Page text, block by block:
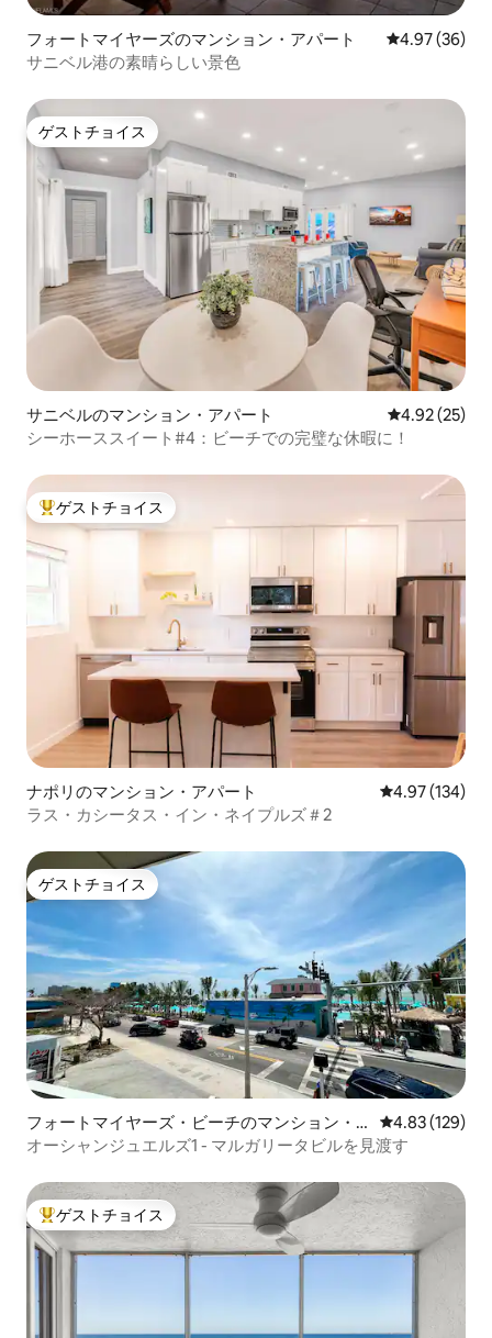
フォートマイヤーズのマンション・アパート レビュー36
4.97 (36)
サニベル港の素晴らしい景色
ゲストチョイス
ゲストチョイス
サニベルのマンション・アパート レビュー25
4.92 (25)
シーホーススイート#4：ビーチでの完璧な休暇に！
大好評のゲストチョイスです。
ゲストチョイス
ナポリのマンション・アパート レビュー134
4.97 (134)
ラス・カシータス・イン・ネイプルズ＃2
ゲストチョイス
ゲストチョイス
フォートマイヤーズ・ビーチのマンション・
アパート
レビュー129
4.83 (129)
オーシャンジュエルズ1 - マルガリータビルを見渡す
大好評のゲストチョイスです。
ゲストチョイス